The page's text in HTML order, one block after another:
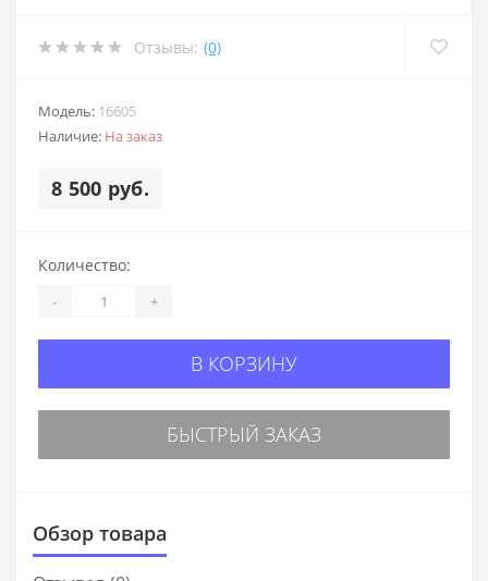
Отзывы: (0)
Модель: 16605
Наличие: На заказ
8 500 руб.
Количество:
- +
В КОРЗИНУ
БЫСТРЫЙ ЗАКАЗ
Обзор товара